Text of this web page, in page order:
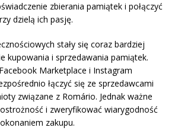
zbierania pamiątek i połączyć
dzielą ich pasję.
stały się coraz bardziej
kupowania i sprzedawania pamiątek.
Marketplace i Instagram
łączyć się ze sprzedawcami
związane z Romário. Jednak ważne
i zweryfikować wiarygodność
zakupu.